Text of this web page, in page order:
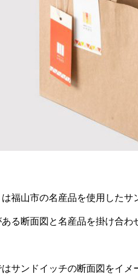
は福山市の名産品を使用したサ
ある断面図と名産品を掛け合
サンドイッチの断面図をイメ